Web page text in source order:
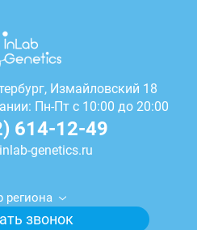
Измайловский 18
Пн-Пт с 10:00 до 20:00
614-12-49
genetics.ru
региона
звонок